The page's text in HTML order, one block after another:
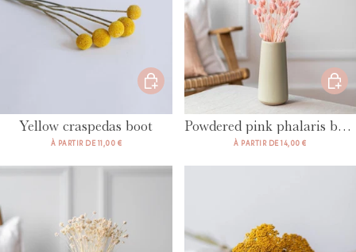
Yellow craspedas boot
À PARTIR DE 11,00 €
Powdered pink phalaris boot
À PARTIR DE 14,00 €